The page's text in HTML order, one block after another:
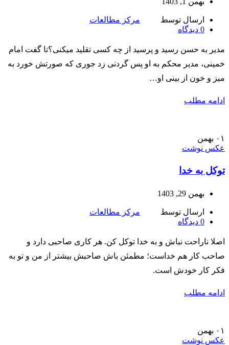
ارسال توسط
مرکز مطالعات
0 دیدگاه
مدیر به حسن رسید و پرسید از چه کسی تقلید میکنی؟تا گفت امام
خمینی، مدیر محکم به او پس گردنی زد جوری که صورتش خورد به
میز و خون از بینی او…
ادامه مطلب
۰۱ بهمن
عکس نوشت
توکل به خدا
بهمن 29, 1403
ارسال توسط
مرکز مطالعات
0 دیدگاه
اصلا ناراحت نباش و به خدا توکل کن. هر کاری صاحبی دارد و
صاحب کار هم خداست؛ مطمئن باش صاحبش بیشتر از من و تو به
فکر کار خودش است.
ادامه مطلب
۰۱ بهمن
عکس نوشت